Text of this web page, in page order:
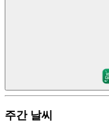
주간 날씨